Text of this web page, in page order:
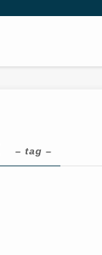
– tag –